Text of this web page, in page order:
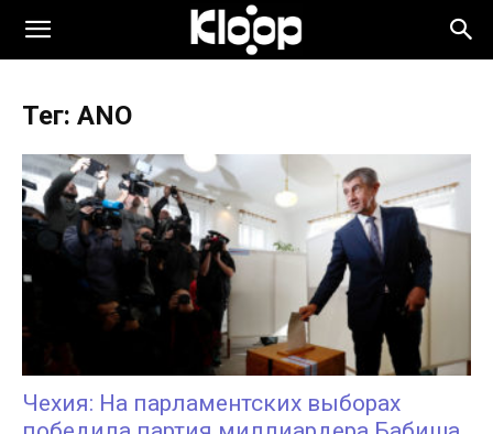
KLOOP.KG
Новости
Кыргызстана
Тег: ANO
Чехия: На парламентских выборах